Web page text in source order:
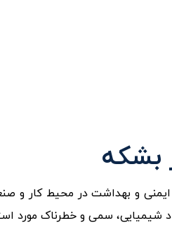
بشکه
و بهداشت در محیط کار و
شیمیایی، سمی و خطرناک مورد